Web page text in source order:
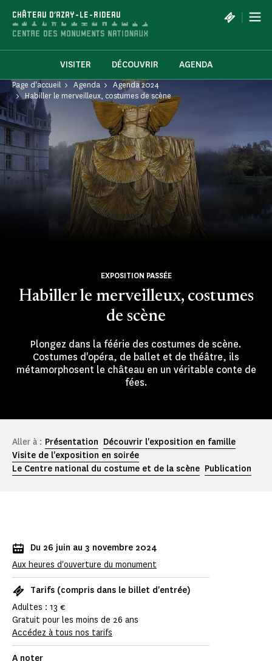
CHÂTEAU D'AZAY-LE-RIDEAU |
VISITER DÉCOUVRIR AGENDA
Page d'accueil Agenda
Agenda 2024
Habiller le merveilleux, costumes de scène
Habiller le merveilleux, costumes
de scène
EXPOSITION PASSÉE
Plongez dans la féérie des costumes de scène.
Costumes d'opéra, de ballet et de théâtre, ils
métamorphosent le château en un véritable conte de
fées.
Aller à : Présentation Découvrir l'exposition en famille
Visite de l'exposition en soirée
Le Centre national du costume et de la scène Publication
Du 26 juin au 3 novembre 2024
Aux heures d'ouverture du monument
Tarifs (compris dans le billet d'entrée)
Adultes : 13 €
Gratuit pour les moins de 26 ans
Accédez à tous nos tarifs
A noter